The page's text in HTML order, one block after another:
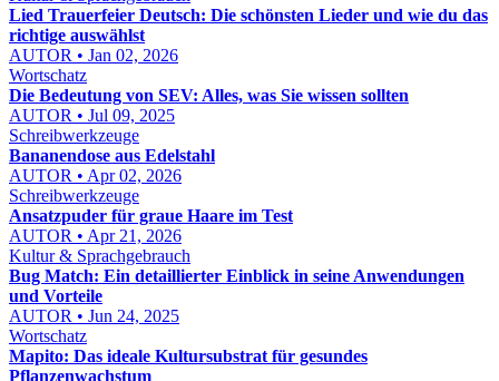
Lied Trauerfeier Deutsch: Die schönsten Lieder und wie du das
richtige auswählst
AUTOR • Jan 02, 2026
Wortschatz
Die Bedeutung von SEV: Alles, was Sie wissen sollten
AUTOR • Jul 09, 2025
Schreibwerkzeuge
Bananendose aus Edelstahl
AUTOR • Apr 02, 2026
Schreibwerkzeuge
Ansatzpuder für graue Haare im Test
AUTOR • Apr 21, 2026
Kultur & Sprachgebrauch
Bug Match: Ein detaillierter Einblick in seine Anwendungen
und Vorteile
AUTOR • Jun 24, 2025
Wortschatz
Mapito: Das ideale Kultursubstrat für gesundes
Pflanzenwachstum